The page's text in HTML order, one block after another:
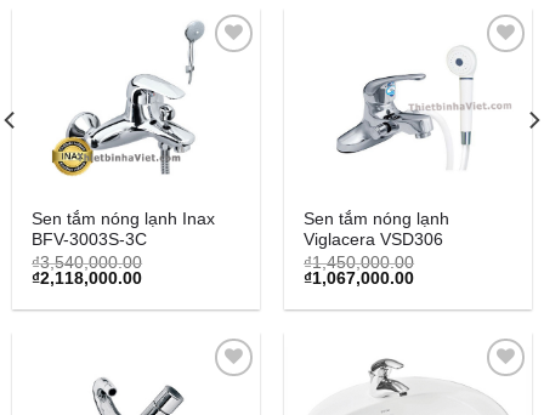
Sen tắm nóng lạnh Inax
BFV-3003S-3C
₫3,540,000.00
Original
was:
₫2,118,000.00Current
is:
Add to
Sen tắm nóng lạnh
Viglacera VSD306
₫1,450,000.00
Original
was:
₫1,067,000.00Current
is:
Add to
Wishlist